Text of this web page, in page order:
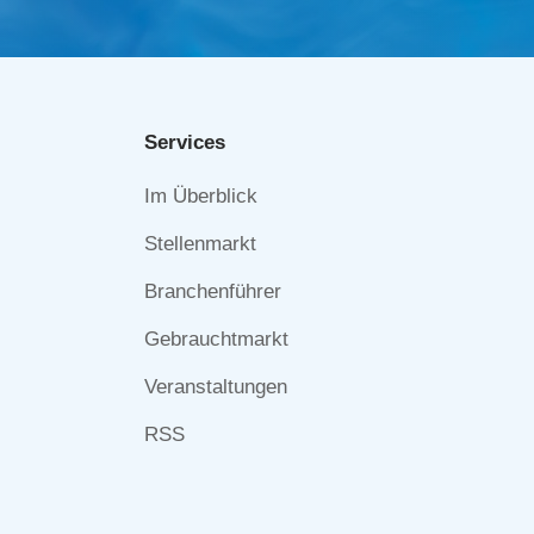
Services
Navigation
Im Überblick
Stellenmarkt
Branchenführer
Gebrauchtmarkt
Veranstaltungen
RSS